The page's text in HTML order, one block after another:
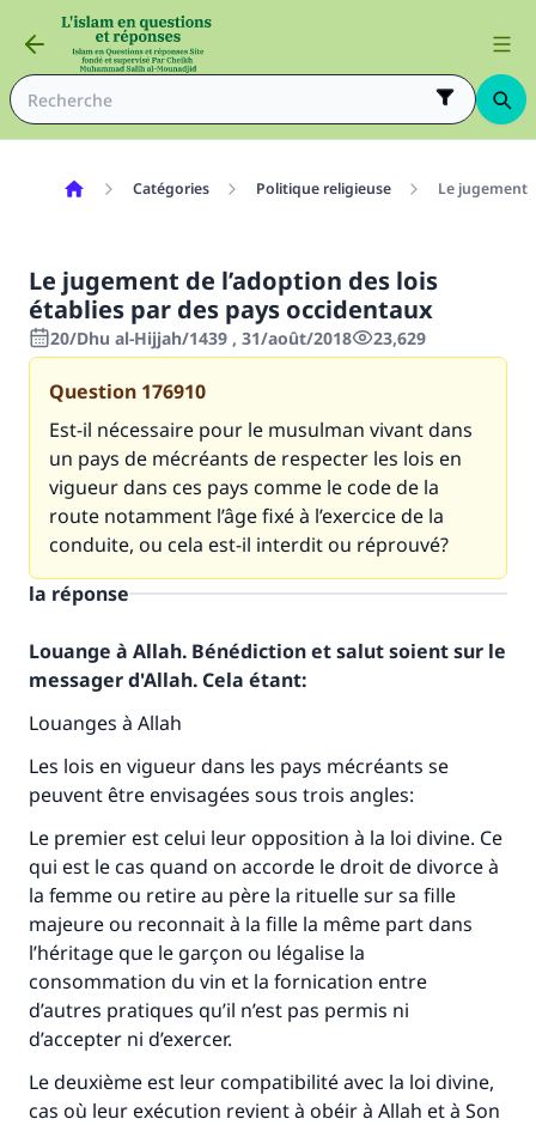
Catégories Politique religieuse Le jugement
Le jugement de l’adoption des lois
établies par des pays occidentaux
20/Dhu al-Hijjah/1439 , 31/août/2018 23,629
Question 176910
Est-il nécessaire pour le musulman vivant dans
un pays de mécréants de respecter les lois en
vigueur dans ces pays comme le code de la
route notamment l’âge fixé à l’exercice de la
conduite, ou cela est-il interdit ou réprouvé?
la réponse
Louange à Allah. Bénédiction et salut soient sur le
messager d'Allah. Cela étant:
Louanges à Allah
Les lois en vigueur dans les pays mécréants se
peuvent être envisagées sous trois angles:
Le premier est celui leur opposition à la loi divine. Ce
qui est le cas quand on accorde le droit de divorce à
la femme ou retire au père la rituelle sur sa fille
majeure ou reconnait à la fille la même part dans
l’héritage que le garçon ou légalise la
consommation du vin et la fornication entre
d’autres pratiques qu’il n’est pas permis ni
d’accepter ni d’exercer.
Le deuxième est leur compatibilité avec la loi divine,
cas où leur exécution revient à obéir à Allah et à Son